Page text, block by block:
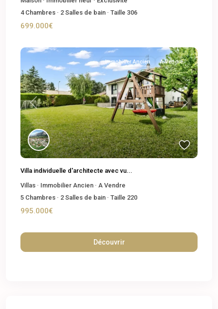
4Chambres · 2 Salles de bain · Taille 306
699.000€
Previous Next
Immobilier Ancien A Vendre
Villa individuelle d'architecte avec vu...
Villas · Immobilier Ancien · A Vendre
5 Chambres · 2 Salles de bain · Taille 220
995.000€
Découvrir